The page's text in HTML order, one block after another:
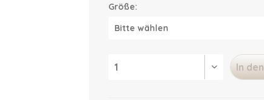
Größe:
In den